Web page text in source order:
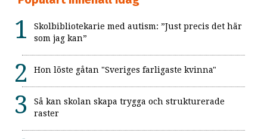
Skolbibliotekarie med autism: ”Just precis det här
som jag kan”
Hon löste gåtan "Sveriges farligaste kvinna"
Så kan skolan skapa trygga och strukturerade
raster